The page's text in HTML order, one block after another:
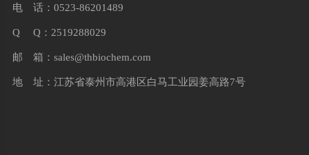
电 话：0523-86201489
Q Q：2519288029
邮 箱： sales@thbiochem.com
地 址：江苏省泰州市高港区白马工业园姜高路7号